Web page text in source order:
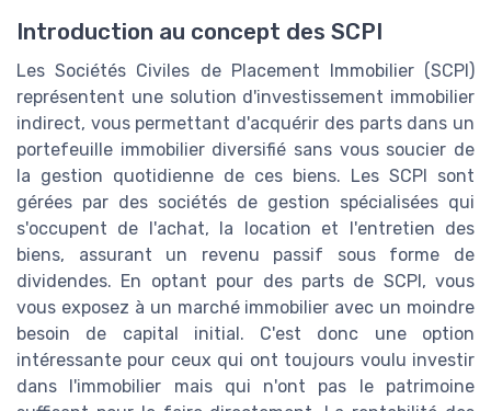
Introduction au concept des SCPI
Les Sociétés Civiles de Placement Immobilier (SCPI)
représentent une solution d'investissement immobilier
indirect, vous permettant d'acquérir des parts dans un
portefeuille immobilier diversifié sans vous soucier de
la gestion quotidienne de ces biens. Les SCPI sont
gérées par des sociétés de gestion spécialisées qui
s'occupent de l'achat, la location et l'entretien des
biens, assurant un revenu passif sous forme de
dividendes. En optant pour des parts de SCPI, vous
vous exposez à un marché immobilier avec un moindre
besoin de capital initial. C'est donc une option
intéressante pour ceux qui ont toujours voulu investir
dans l'immobilier mais qui n'ont pas le patrimoine